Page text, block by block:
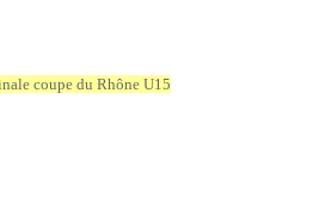
coupe du Rhône U15